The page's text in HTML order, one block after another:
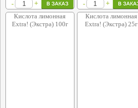
- + - +
Кислота лимонная
Extra! (Экстра) 100г
Кислота лимонная
Extra! (Экстра) 25г